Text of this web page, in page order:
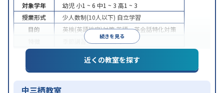
続きを見る
対象学年 幼児 小1 ~ 6 中1 ~ 3 高1 ~ 3
授業形式
少人数制(10人以下) 自立学習
目的
英検(英語検定)対策英語・英会話特化対策
季節講習のみの受講可
近くの教室を探す
中三栖教室